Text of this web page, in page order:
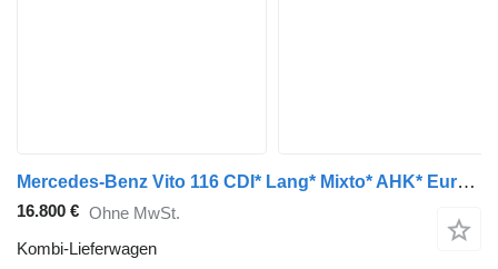
Mercedes-Benz Vito 116 CDI* Lang* Mixto* AHK* Euro 6
16.800 € Ohne MwSt.
Kombi-Lieferwagen